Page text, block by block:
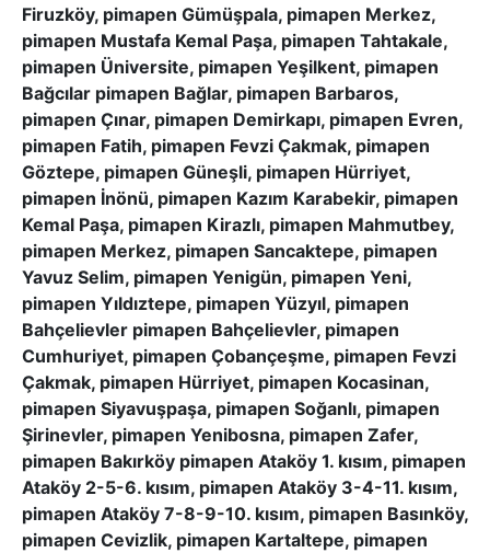
Firuzköy, pimapen Gümüşpala, pimapen Merkez,
pimapen Mustafa Kemal Paşa, pimapen Tahtakale,
pimapen Üniversite, pimapen Yeşilkent, pimapen
Bağcılar pimapen Bağlar, pimapen Barbaros,
pimapen Çınar, pimapen Demirkapı, pimapen Evren,
pimapen Fatih, pimapen Fevzi Çakmak, pimapen
Göztepe, pimapen Güneşli, pimapen Hürriyet,
pimapen İnönü, pimapen Kazım Karabekir, pimapen
Kemal Paşa, pimapen Kirazlı, pimapen Mahmutbey,
pimapen Merkez, pimapen Sancaktepe, pimapen
Yavuz Selim, pimapen Yenigün, pimapen Yeni,
pimapen Yıldıztepe, pimapen Yüzyıl, pimapen
Bahçelievler pimapen Bahçelievler, pimapen
Cumhuriyet, pimapen Çobançeşme, pimapen Fevzi
Çakmak, pimapen Hürriyet, pimapen Kocasinan,
pimapen Siyavuşpaşa, pimapen Soğanlı, pimapen
Şirinevler, pimapen Yenibosna, pimapen Zafer,
pimapen Bakırköy pimapen Ataköy 1. kısım, pimapen
Ataköy 2-5-6. kısım, pimapen Ataköy 3-4-11. kısım,
pimapen Ataköy 7-8-9-10. kısım, pimapen Basınköy,
pimapen Cevizlik, pimapen Kartaltepe, pimapen